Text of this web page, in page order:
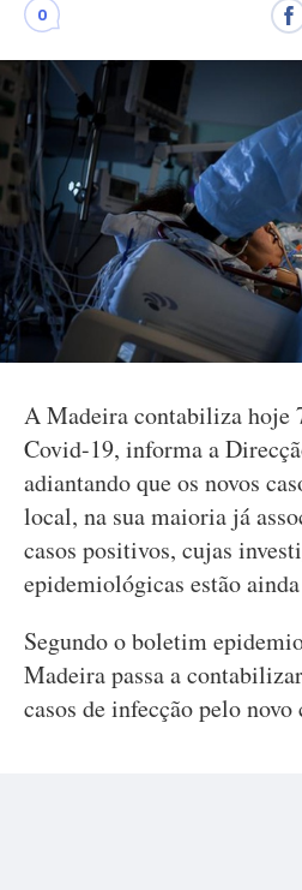
0
A Madeira contabiliza hoje
Covid-19, informa a
adiantando que os novos
local, na sua maioria já
casos positivos, cujas
epidemiológicas estão
Segundo o boletim
Madeira passa a
casos de infecção pelo